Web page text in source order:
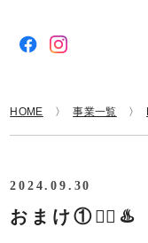
HOME 事業一覧
2024.09.30
おまけ①🧖‍♀️♨️